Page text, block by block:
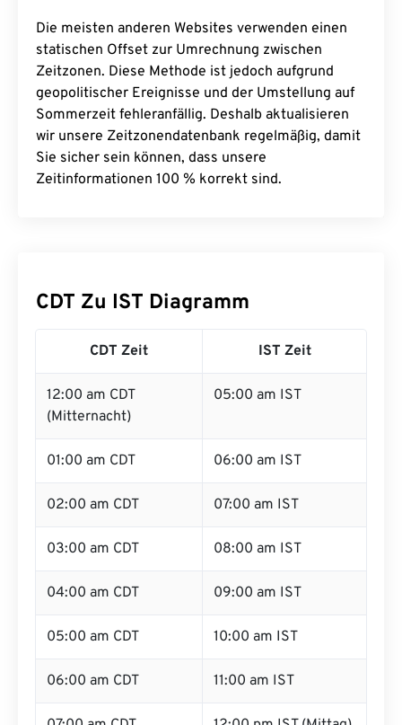
Die meisten anderen Websites verwenden einen
statischen Offset zur Umrechnung zwischen
Zeitzonen. Diese Methode ist jedoch aufgrund
geopolitischer Ereignisse und der Umstellung auf
Sommerzeit fehleranfällig. Deshalb aktualisieren
wir unsere Zeitzonendatenbank regelmäßig, damit
Sie sicher sein können, dass unsere
Zeitinformationen 100 % korrekt sind.
CDT Zu IST Diagramm
CDT Zeit IST Zeit
12:00 am CDT
(Mitternacht)
05:00 am IST
01:00 am CDT 06:00 am IST
02:00 am CDT 07:00 am IST
03:00 am CDT 08:00 am IST
04:00 am CDT 09:00 am IST
05:00 am CDT 10:00 am IST
06:00 am CDT 11:00 am IST